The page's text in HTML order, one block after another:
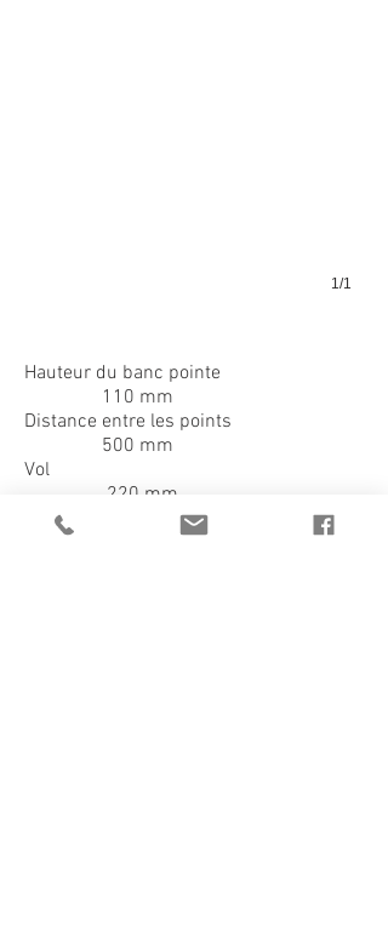
1/1
Hauteur du banc pointe
110 mm
Distance entre les points
500 mm
Vol
220 mm
Cône Morse
MC-3